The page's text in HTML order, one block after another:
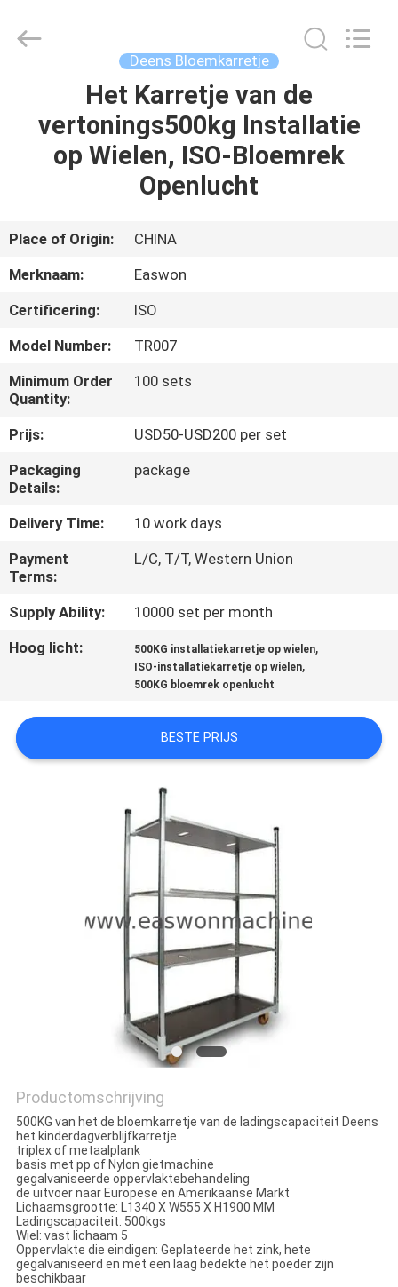
PRODUCTEN
ONS
KWALITEITSCONTROLE
CONTACTEER
ONS
NIEUWS
VERZOEK
OM EEN
CITAAT
PRIVACY
POLICY
Export
Deens Bloemkarretje
Het Karretje van de
vertonings500kg Installatie
op Wielen, ISO-Bloemrek
Openlucht
Place of Origin:
CHINA
Merknaam:
Easwon
Certificering:
ISO
Model Number:
TR007
Minimum Order
Quantity:
100 sets
Prijs:
USD50-USD200 per set
Packaging
Details:
package
Delivery Time:
10 work days
Payment
Terms:
L/C, T/T, Western Union
Supply Ability:
10000 set per month
Hoog licht:
500KG installatiekarretje op wielen,
ISO-installatiekarretje op wielen,
500KG bloemrek openlucht
BESTE PRIJS
Productomschrijving
500KG van het de bloemkarretje van de ladingscapaciteit Deens
het kinderdagverblijfkarretje
triplex of metaalplank
basis met pp of Nylon gietmachine
gegalvaniseerde oppervlaktebehandeling
de uitvoer naar Europese en Amerikaanse Markt
Lichaamsgrootte: L1340 X W555 X H1900 MM
Ladingscapaciteit: 500kgs
Wiel: vast lichaam 5
Oppervlakte die eindigen: Geplateerde het zink, hete
gegalvaniseerd en met een laag bedekte het poeder zijn
beschikbaar